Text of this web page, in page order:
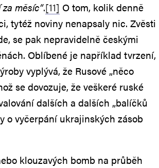
měsíc“.[11] O tom, kolik denně
tytéž noviny nenapsaly nic. Zvěsti
se pak nepravidelně českými
Oblíbené je například tvrzení,
vyplývá, že Rusové „něco
se dovozuje, že veškeré ruské
dalších a dalších „balíčků
o vyčerpání ukrajinských zásob
klouzavých bomb na průběh